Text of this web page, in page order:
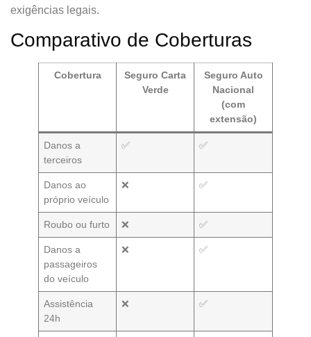
exigências legais.
Comparativo de Coberturas
Cobertura
Seguro Carta
Verde
Seguro Auto
Nacional
(com
extensão)
Danos a
terceiros
✅ ✅
Danos ao
próprio veículo
❌ ✅
Roubo ou furto ❌ ✅
Danos a
passageiros
do veículo
❌ ✅
Assistência
24h
❌ ✅